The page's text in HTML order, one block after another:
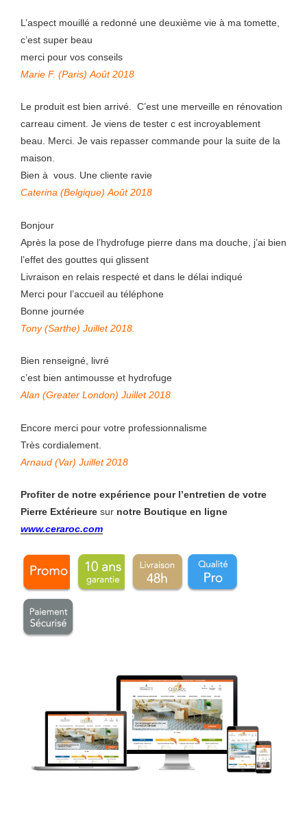
L’aspect mouillé a redonné une deuxième vie à ma tomette,
c’est super beau
merci pour vos conseils
Marie F. (Paris) Août 2018
Le produit est bien arrivé. C’est une merveille en rénovation
carreau ciment. Je viens de tester c est incroyablement
beau. Merci. Je vais repasser commande pour la suite de la
maison.
Bien à vous. Une cliente ravie
Caterina (Belgique) Août 2018
Bonjour
Après la pose de l’hydrofuge pierre dans ma douche, j’ai bien
l’effet des gouttes qui glissent
Livraison en relais respecté et dans le délai indiqué
Merci pour l’accueil au téléphone
Bonne journée
Tony (Sarthe) Juillet 2018.
Bien renseigné, livré
c’est bien antimousse et hydrofuge
Alan (Greater London) Juillet 2018
Encore merci pour votre professionnalisme
Très cordialement.
Arnaud (Var) Juillet 2018
Profiter de notre expérience pour l’entretien de votre
Pierre Extérieure sur notre Boutique en ligne
www.ceraroc.com